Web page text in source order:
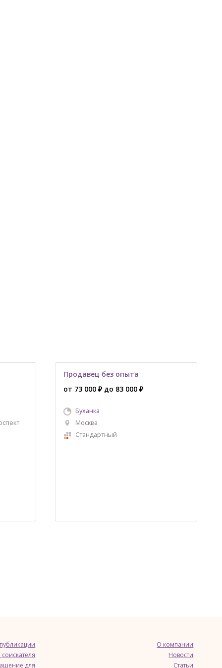
Продавец без опыта
от 73 000 ₽ до 83 000 ₽
Буханка
Москва
Стандартный
для
О компании
Новости
Статьи